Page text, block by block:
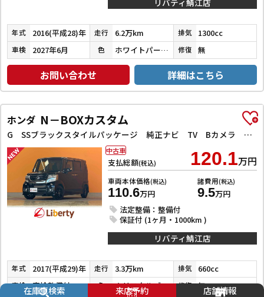
リバティ鯖江店
年式 2016(平成28)年 走行 6.2万km 排気 1300cc
車検 2027年6月 色 ホワイトパールクリスタルシャイン 修復 無
お問い合わせ 詳細はこちら
ホンダ N－BOXカスタム
G SSブラックスタイルパッケージ 純正ナビ TV Bカメラ ビルドインETC 前席シートヒーター HIDヘッドライト フォグライト スマートキー プッシュスタート 左パワースライドドア 電動格納ミラー オートエアコン 純正アルミホイー
支払総額(税込) 120.1万円
車両本体価格(税込)
110.6万円
諸費用(税込)
9.5万円
法定整備：整備付
保証付 (1ヶ月・1000km )
中古車
リバティ鯖江店
年式 2017(平成29)年 走行 3.3万km 排気 660cc
車検 車検整備付 色 クリスタルブラックパール 修復 無
在庫車検索 来店予約 店舗情報